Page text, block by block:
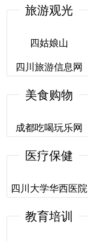
搜房网成都站
旅游观光
四姑娘山
四姑娘山
四川旅游信息网
四川旅游信息网
美食购物
成都吃喝玩乐网
成都吃喝玩乐网
医疗保健
四川大学华西医院
四川大学华西医院
教育培训